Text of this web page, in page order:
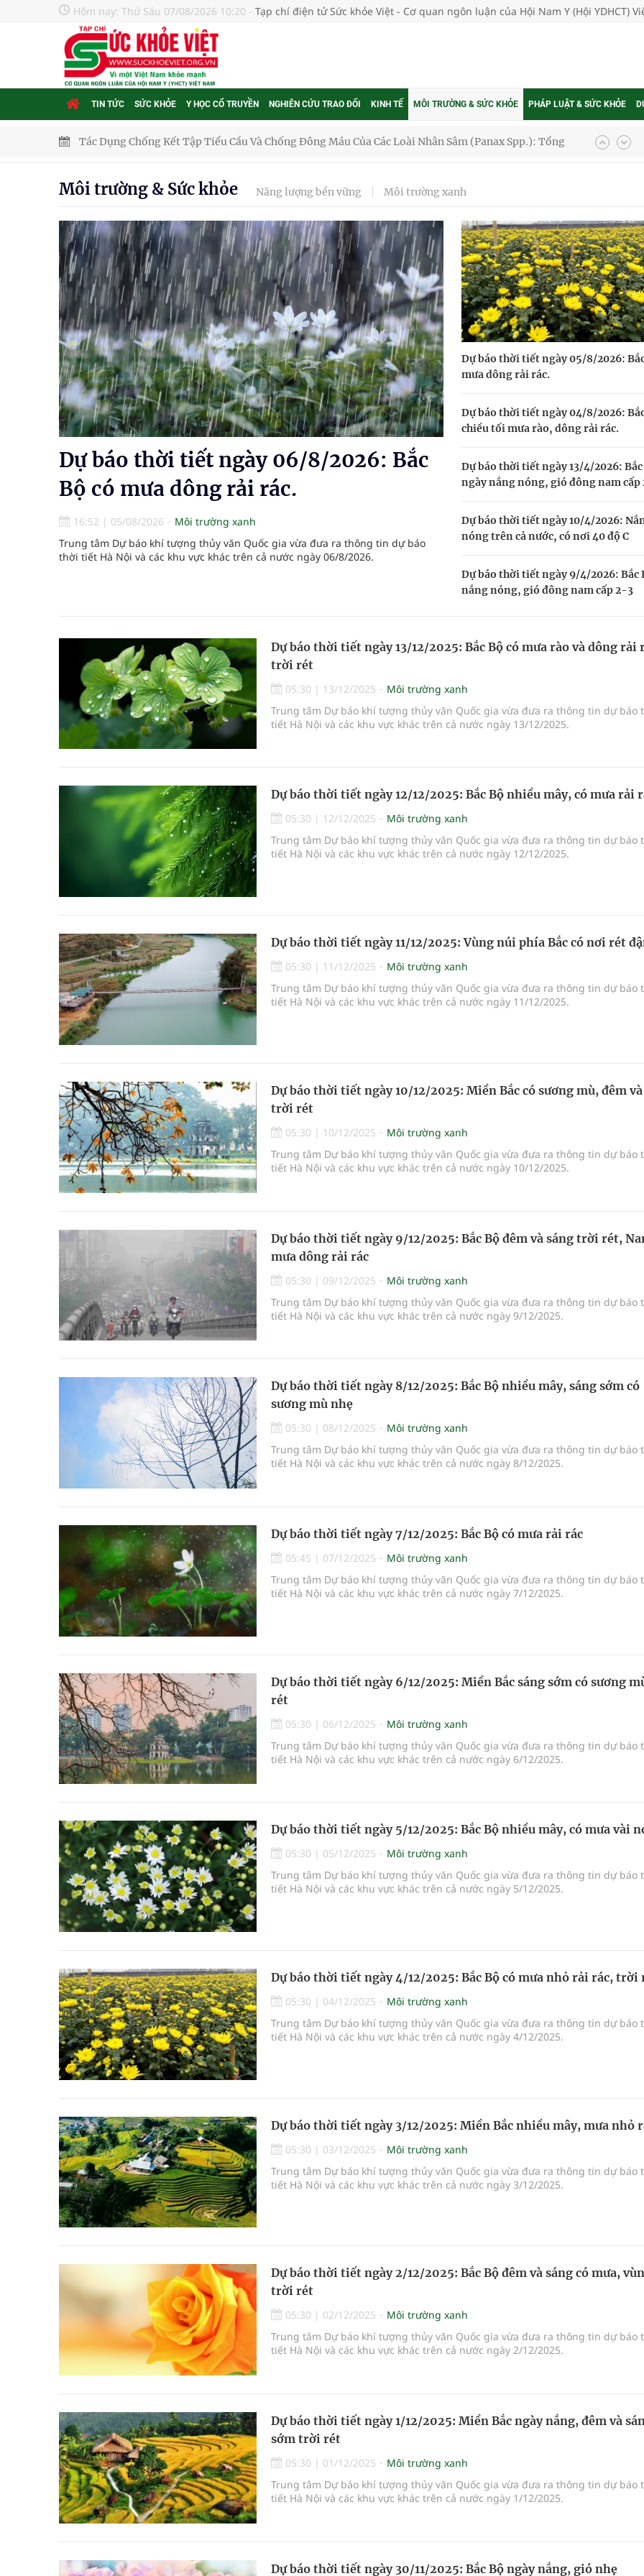
Hôm nay: Thứ Sáu 07/08/2026 10:20 - Tạp chí điện tử Sức khỏe Việt - Cơ quan ngôn luận của Hội Nam Y (Hội YDHCT)
TIN TỨC SỨC KHỎE Y HỌC CỔ TRUYỀN NGHIÊN CỨU TRAO ĐỔI KINH TẾ MÔI TRƯỜNG & SỨC KHỎE PHÁP LUẬT & SỨC KHỎE
Tác Dụng Chống Kết Tập Tiểu Cầu Và Chống Đông Máu Của Các Loài Nhân Sâm (Panax Spp.): Tổng
"Nền kinh tế bạc" có thể trở thành động lực tăng trưởng mới của Việt Nam
Quảng Trị: Phát huy vai trò của chính quyền địa phương hai cấp trong quản lý hoạt động nha khoa,
bảo vệ sức khỏe Nhân dân
Không chỉ cắt tóc, Đông Tây Barbershop dành nguồn lực cho môi trường và cộng đồng
Bệnh viện không được thu thêm tiền của người bệnh bảo hiểm y tế nếu không đăng ký khám theo yêu
cầu
Ung thư thận: Nguy hiểm vì tiến triển quá âm thầm
Vương Thành Công: Khi việc học bắt đầu từ trải nghiệm thực tế
Chấn chỉnh hoạt động kinh doanh dược liệu
Súp lơ xanh mang đến hy vọng mới trong phòng ngừa ung thư
Môi trường & Sức khỏe Năng lượng bền vững Môi trường xanh
Dự báo thời tiết ngày 06/8/2026: Bắc
Bộ có mưa dông rải rác.
16:52 | 05/08/2026
Môi trường xanh
Trung tâm Dự báo khí tượng thủy văn Quốc gia vừa đưa ra thông tin dự báo
thời tiết Hà Nội và các khu vực khác trên cả nước ngày 06/8/2026.
Dự báo thời tiết ngày 05/8/2026:
mưa dông rải rác.
Dự báo thời tiết ngày 04/8/2026:
chiều tối mưa rào, dông rải rác.
Dự báo thời tiết ngày 13/4/2026: Bắc
ngày nắng nóng, gió đông nam cấp
Dự báo thời tiết ngày 10/4/2026:
nóng trên cả nước, có nơi 40 độ C
Dự báo thời tiết ngày 9/4/2026: Bắc
nắng nóng, gió đông nam cấp 2-3
Dự báo thời tiết ngày 13/12/2025: Bắc Bộ có mưa rào và dông rải
trời rét
05:30 | 13/12/2025
Môi trường xanh
Trung tâm Dự báo khí tượng thủy văn Quốc gia vừa đưa ra thông tin dự báo
tiết Hà Nội và các khu vực khác trên cả nước ngày 13/12/2025.
Dự báo thời tiết ngày 12/12/2025: Bắc Bộ nhiều mây, có mưa rải
05:30 | 12/12/2025
Môi trường xanh
Trung tâm Dự báo khí tượng thủy văn Quốc gia vừa đưa ra thông tin dự báo
tiết Hà Nội và các khu vực khác trên cả nước ngày 12/12/2025.
Dự báo thời tiết ngày 11/12/2025: Vùng núi phía Bắc có nơi rét
05:30 | 11/12/2025
Môi trường xanh
Trung tâm Dự báo khí tượng thủy văn Quốc gia vừa đưa ra thông tin dự báo
tiết Hà Nội và các khu vực khác trên cả nước ngày 11/12/2025.
Dự báo thời tiết ngày 10/12/2025: Miền Bắc có sương mù, đêm
trời rét
05:30 | 10/12/2025
Môi trường xanh
Trung tâm Dự báo khí tượng thủy văn Quốc gia vừa đưa ra thông tin dự báo
tiết Hà Nội và các khu vực khác trên cả nước ngày 10/12/2025.
Dự báo thời tiết ngày 9/12/2025: Bắc Bộ đêm và sáng trời rét,
mưa dông rải rác
05:30 | 09/12/2025
Môi trường xanh
Trung tâm Dự báo khí tượng thủy văn Quốc gia vừa đưa ra thông tin dự báo
tiết Hà Nội và các khu vực khác trên cả nước ngày 9/12/2025.
Dự báo thời tiết ngày 8/12/2025: Bắc Bộ nhiều mây, sáng sớm có
sương mù nhẹ
05:30 | 08/12/2025
Môi trường xanh
Trung tâm Dự báo khí tượng thủy văn Quốc gia vừa đưa ra thông tin dự báo
tiết Hà Nội và các khu vực khác trên cả nước ngày 8/12/2025.
Dự báo thời tiết ngày 7/12/2025: Bắc Bộ có mưa rải rác
05:45 | 07/12/2025
Môi trường xanh
Trung tâm Dự báo khí tượng thủy văn Quốc gia vừa đưa ra thông tin dự báo
tiết Hà Nội và các khu vực khác trên cả nước ngày 7/12/2025.
Dự báo thời tiết ngày 6/12/2025: Miền Bắc sáng sớm có sương
rét
05:30 | 06/12/2025
Môi trường xanh
Trung tâm Dự báo khí tượng thủy văn Quốc gia vừa đưa ra thông tin dự báo
tiết Hà Nội và các khu vực khác trên cả nước ngày 6/12/2025.
Dự báo thời tiết ngày 5/12/2025: Bắc Bộ nhiều mây, có mưa vài
05:30 | 05/12/2025
Môi trường xanh
Trung tâm Dự báo khí tượng thủy văn Quốc gia vừa đưa ra thông tin dự báo
tiết Hà Nội và các khu vực khác trên cả nước ngày 5/12/2025.
Dự báo thời tiết ngày 4/12/2025: Bắc Bộ có mưa nhỏ rải rác, trời
05:30 | 04/12/2025
Môi trường xanh
Trung tâm Dự báo khí tượng thủy văn Quốc gia vừa đưa ra thông tin dự báo
tiết Hà Nội và các khu vực khác trên cả nước ngày 4/12/2025.
Dự báo thời tiết ngày 3/12/2025: Miền Bắc nhiều mây, mưa nhỏ
05:30 | 03/12/2025
Môi trường xanh
Trung tâm Dự báo khí tượng thủy văn Quốc gia vừa đưa ra thông tin dự báo
tiết Hà Nội và các khu vực khác trên cả nước ngày 3/12/2025.
Dự báo thời tiết ngày 2/12/2025: Bắc Bộ đêm và sáng có mưa,
trời rét
05:30 | 02/12/2025
Môi trường xanh
Trung tâm Dự báo khí tượng thủy văn Quốc gia vừa đưa ra thông tin dự báo
tiết Hà Nội và các khu vực khác trên cả nước ngày 2/12/2025.
Dự báo thời tiết ngày 1/12/2025: Miền Bắc ngày nắng, đêm và
sớm trời rét
05:30 | 01/12/2025
Môi trường xanh
Trung tâm Dự báo khí tượng thủy văn Quốc gia vừa đưa ra thông tin dự báo
tiết Hà Nội và các khu vực khác trên cả nước ngày 1/12/2025.
Dự báo thời tiết ngày 30/11/2025: Bắc Bộ ngày nắng, gió nhẹ